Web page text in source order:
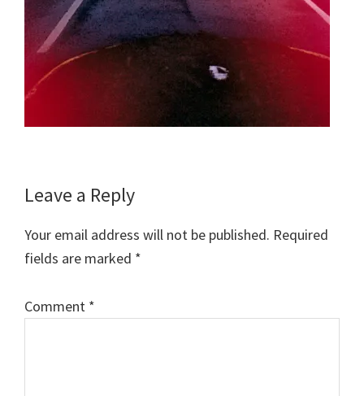
Reader
Interactions
Leave a Reply
Your email address will not be published. Required
fields are marked *
Comment *